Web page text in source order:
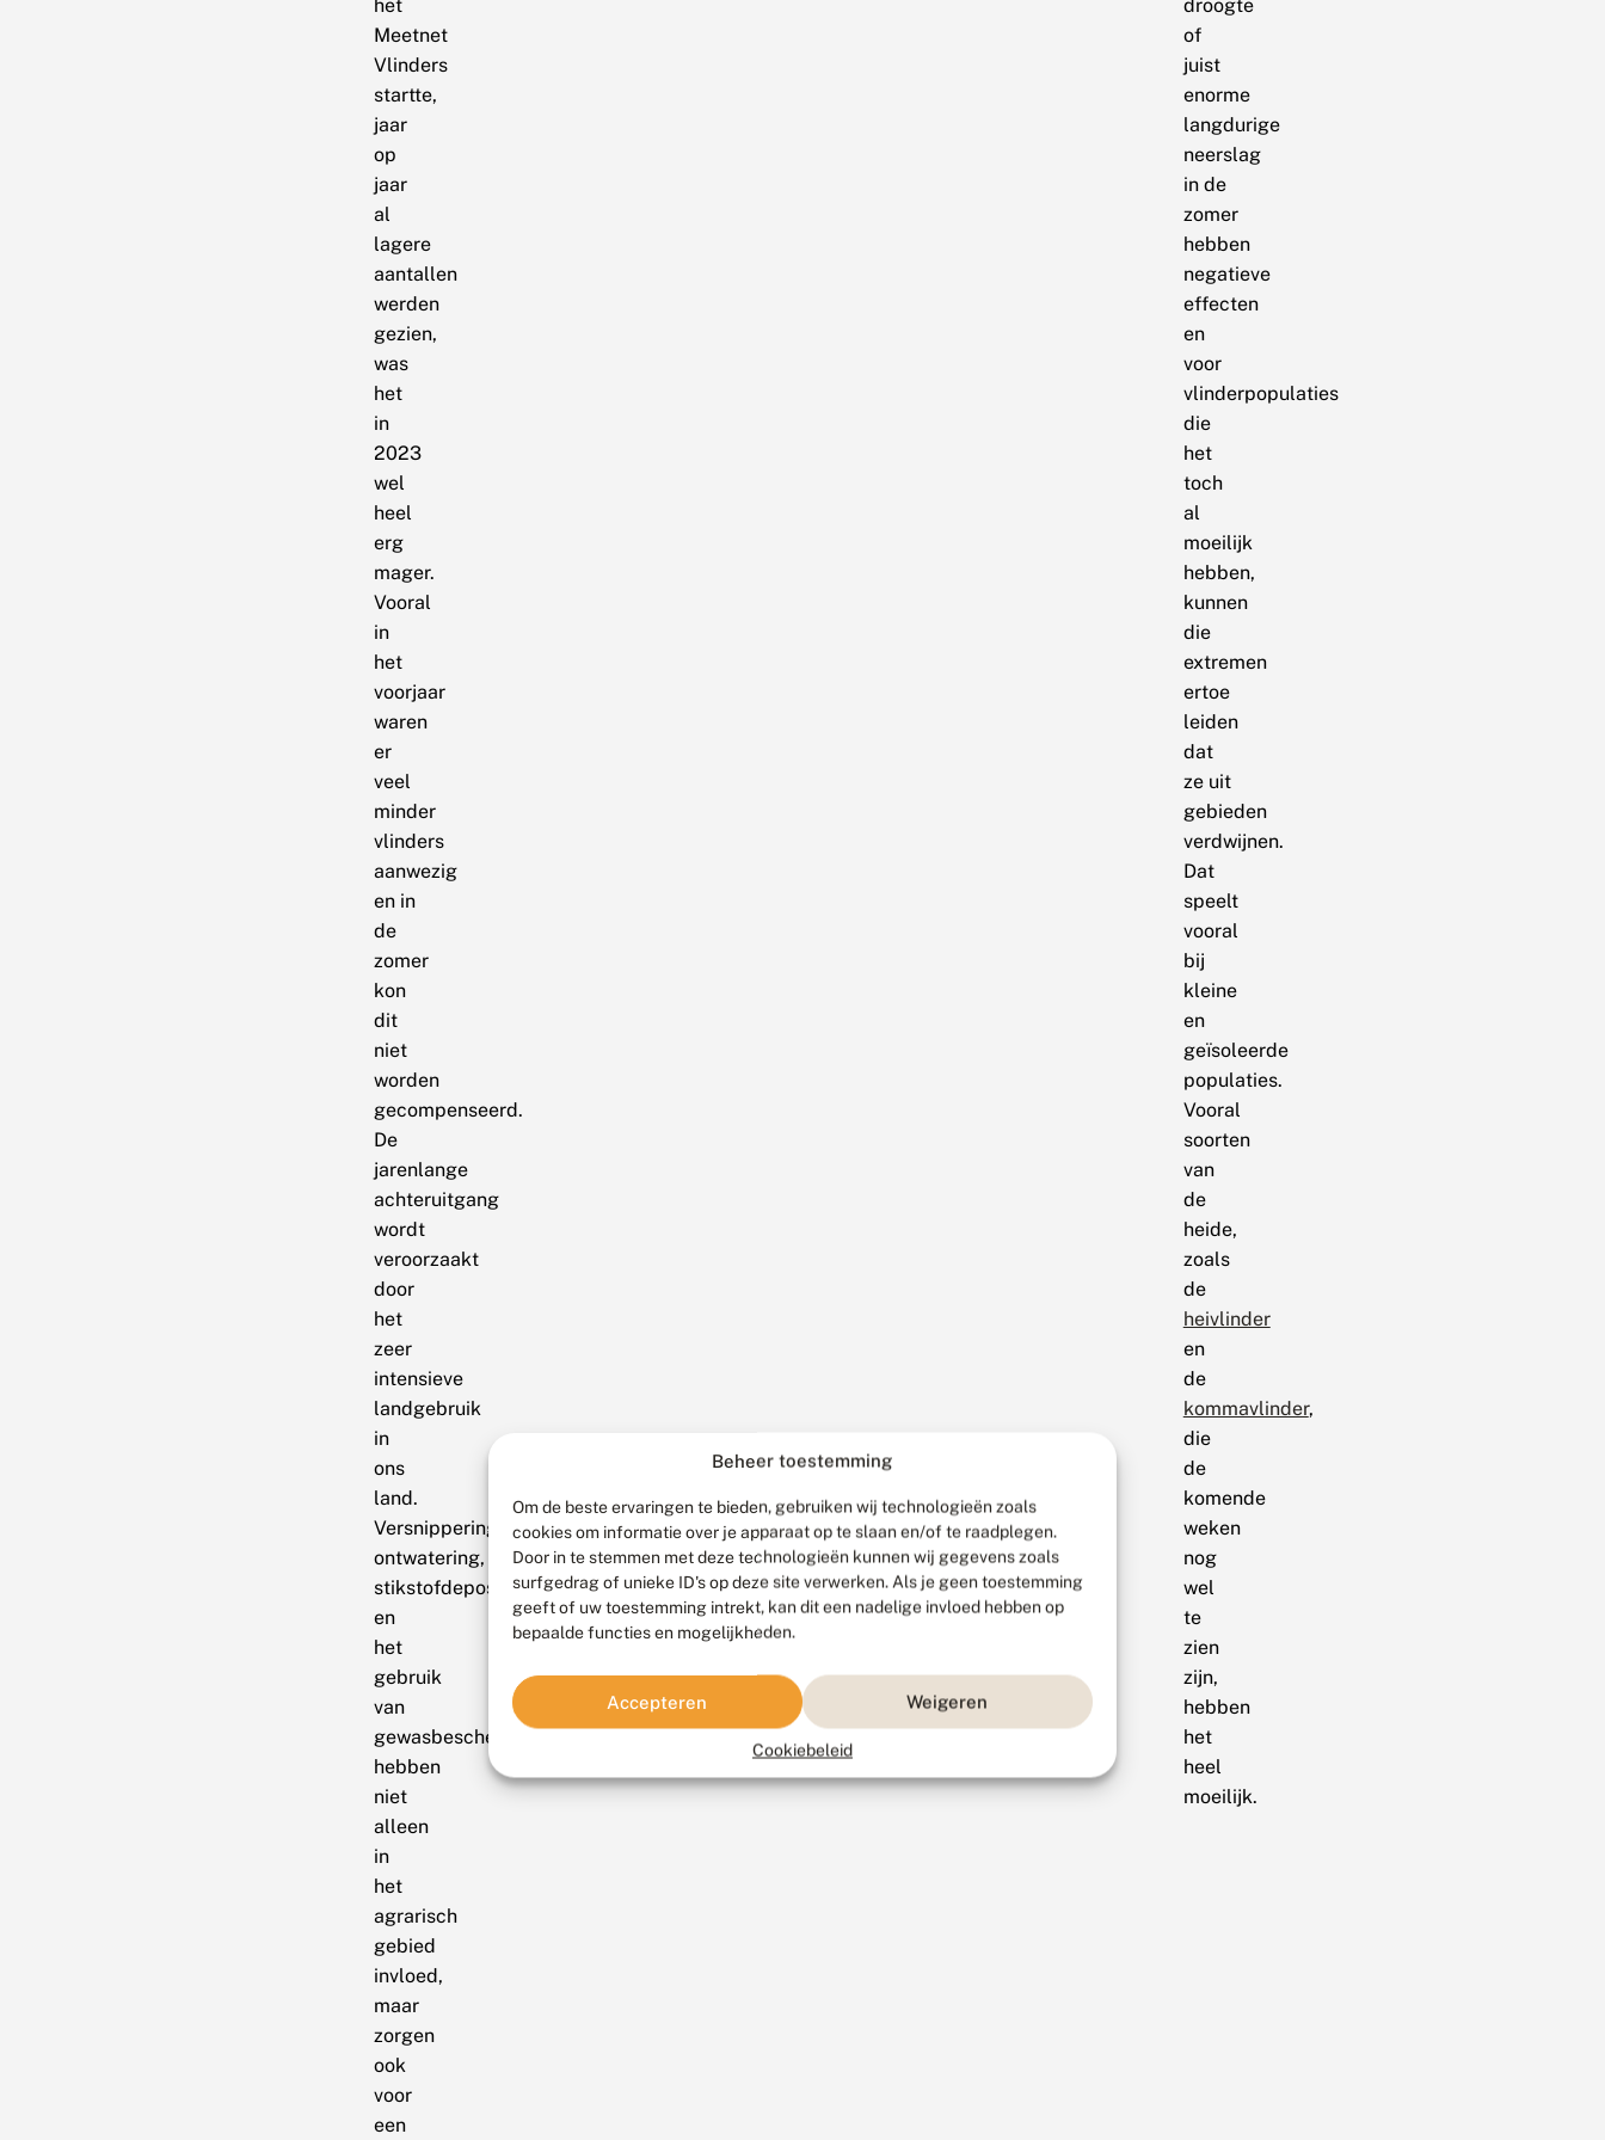
Beheer toestemming
Om de beste ervaringen te bieden, gebruiken wij technologieën zoals
cookies om informatie over je apparaat op te slaan en/of te raadplegen.
Door in te stemmen met deze technologieën kunnen wij gegevens zoals
surfgedrag of unieke ID's op deze site verwerken. Als je geen toestemming
geeft of uw toestemming intrekt, kan dit een nadelige invloed hebben op
bepaalde functies en mogelijkheden.
Accepteren Weigeren
Cookiebeleid
het
Meetnet
Vlinders
startte,
jaar
op
jaar
al
lagere
aantallen
werden
gezien,
was
het
in
2023
wel
heel
erg
mager.
Vooral
in
het
voorjaar
waren
er
veel
minder
vlinders
aanwezig
en in
de
zomer
kon
dit
niet
worden
gecompenseerd.
De
jarenlange
achteruitgang
wordt
veroorzaakt
door
het
zeer
intensieve
landgebruik
in
ons
land.
Versnippering,
ontwatering,
stikstofdepositie
en
het
gebruik
van
gewasbeschermingsmiddelen
hebben
niet
alleen
in
het
agrarisch
gebied
invloed,
maar
zorgen
ook
voor
een
droogte
of
juist
enorme
langdurige
neerslag
in de
zomer
hebben
negatieve
effecten
en
voor
vlinderpopulaties
die
het
toch
al
moeilijk
hebben,
kunnen
die
extremen
ertoe
leiden
dat
ze uit
gebieden
verdwijnen.
Dat
speelt
vooral
bij
kleine
en
geïsoleerde
populaties.
Vooral
soorten
van
de
heide,
zoals
de
heivlinder
en
de
kommavlinder,
die
de
komende
weken
nog
wel
te
zien
zijn,
hebben
het
heel
moeilijk.